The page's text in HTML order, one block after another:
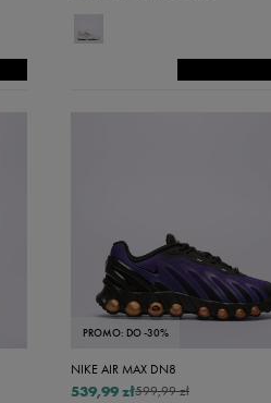
PROMO: DO -30%
NIKE AIR MAX DN8
599,99 zł
539,99 zł